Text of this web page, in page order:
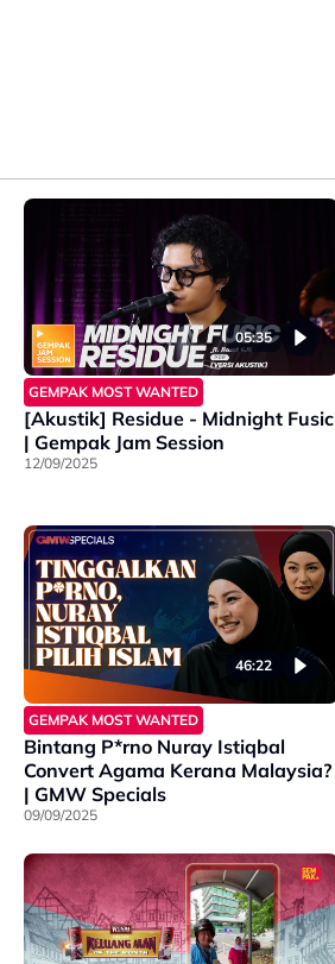
05:35
GEMPAK MOST WANTED
[Akustik] Residue - Midnight Fusic
| Gempak Jam Session
12/09/2025
46:22
GEMPAK MOST WANTED
Bintang P*rno Nuray Istiqbal
Convert Agama Kerana Malaysia?
| GMW Specials
09/09/2025